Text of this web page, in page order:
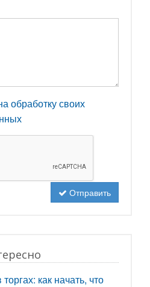
обработку своих
Отправить
как начать, что